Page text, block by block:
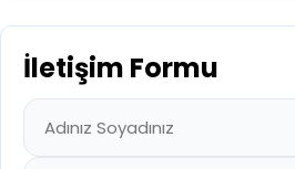
İletişim Formu